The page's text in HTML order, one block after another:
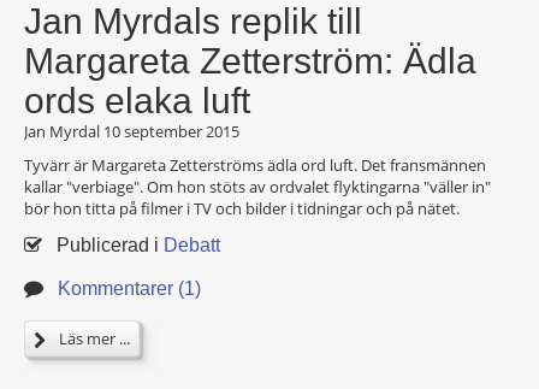
Jan Myrdals replik till
Margareta Zetterström: Ädla
ords elaka luft
Jan Myrdal 10 september 2015
Tyvärr är Margareta Zetterströms ädla ord luft. Det fransmännen
kallar "verbiage". Om hon stöts av ordvalet flyktingarna "väller in"
bör hon titta på filmer i TV och bilder i tidningar och på nätet.
Publicerad i Debatt
Kommentarer (1)
Läs mer ...